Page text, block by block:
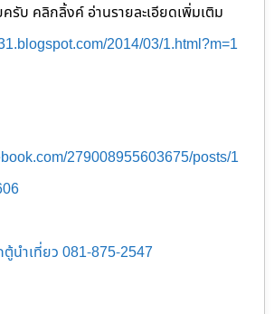
รับ คลิกลิ้งค์ อ่านรายละเอียดเพิ่มเติม
2014/03/1.html?m=1
279008955603675/posts/1
นำเที่ยว 081-875-2547